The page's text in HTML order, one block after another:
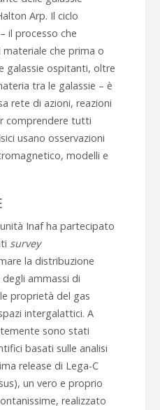
Arp. Il ciclo
il processo che
che prima o
galassie ospitanti, oltre
tra le galassie – è
rete di azioni, reazioni
comprendere tutti
usano osservazioni
modelli e
Inaf ha partecipato
survey
la distribuzione
degli ammassi di
proprietà del gas
intergalattici. A
sono stati
basati sulle analisi
release di Lega-C
un vero e proprio
realizzato